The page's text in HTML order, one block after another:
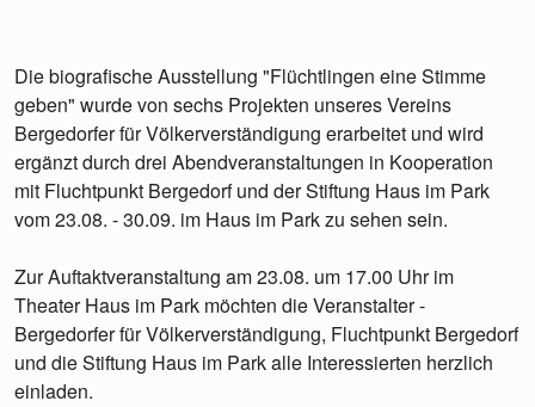
Die biografische Ausstellung "Flüchtlingen eine Stimme
geben" wurde von sechs Projekten unseres Vereins
Bergedorfer für Völkerverständigung erarbeitet und wird
ergänzt durch drei Abendveranstaltungen in Kooperation
mit Fluchtpunkt Bergedorf und der Stiftung Haus im Park
vom 23.08. - 30.09. im Haus im Park zu sehen sein.
Zur Auftaktveranstaltung am 23.08. um 17.00 Uhr im
Theater Haus im Park möchten die Veranstalter -
Bergedorfer für Völkerverständigung, Fluchtpunkt Bergedorf
und die Stiftung Haus im Park alle Interessierten herzlich
einladen.